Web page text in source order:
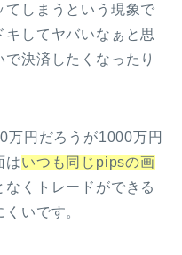
しまうという現象で
してヤバいなぁと思
決済したくなったり
万円だろうが1000万円
はいつも同じpipsの画
くトレードができる
いです。